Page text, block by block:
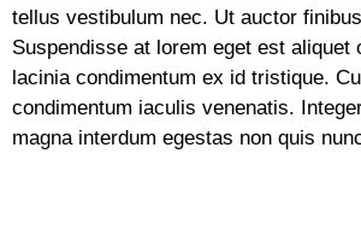
tellus vestibulum nec. Ut auctor
Suspendisse at lorem eget est aliquet
lacinia condimentum ex id tristique.
condimentum iaculis venenatis.
magna interdum egestas non quis